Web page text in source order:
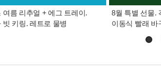
여름 리추얼 + 에그 트레이.
빗 키링. 레트로 물병
8월 특별 선물.
이동식 빨래 바